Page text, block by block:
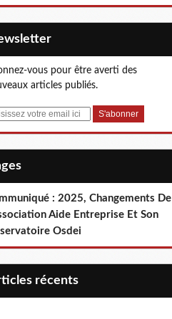
vous pour être averti des
articles publiés.
: 2025, Changements De
Aide Entreprise Et Son
Osdei
récents